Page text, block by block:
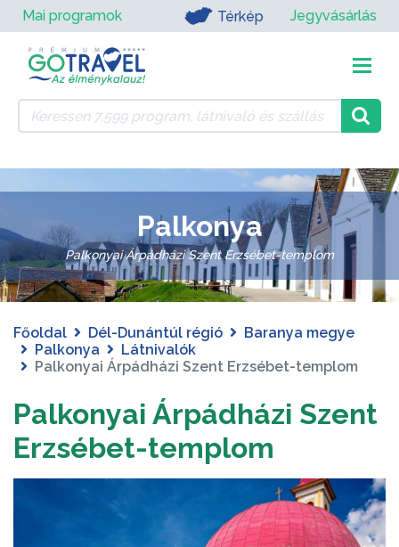
Mai programok Térkép Jegyvásárlás
Palkonya
Palkonyai Árpádházi Szent Erzsébet-templom
Főoldal Dél-Dunántúl régió
Baranya megye
Palkonya
Látnivalók
Palkonyai Árpádházi Szent Erzsébet-templom
Palkonyai Árpádházi Szent
Erzsébet-templom